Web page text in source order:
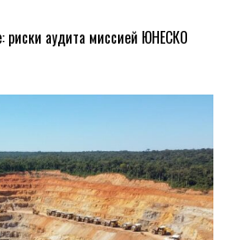
риски аудита миссией ЮНЕСКО